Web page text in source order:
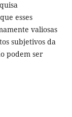
esses
valiosas
subjetivos da
podem ser